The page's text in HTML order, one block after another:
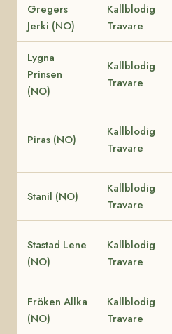
Gregers
Jerki (NO)
Kallblodig
Travare
Lygna
Prinsen
(NO)
Kallblodig
Travare
Piras (NO)
Kallblodig
Travare
Stanil (NO)
Kallblodig
Travare
Stastad Lene
(NO)
Kallblodig
Travare
Fröken Allka
(NO)
Kallblodig
Travare